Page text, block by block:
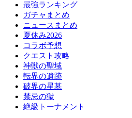
最強ランキング
ガチャまとめ
ニュースまとめ
夏休み2026
コラボ予想
クエスト攻略
神獣の聖域
転界の遺跡
破界の星墓
禁忌の獄
絶級トーナメント